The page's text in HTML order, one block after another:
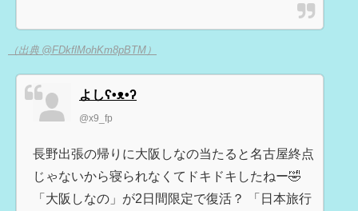
（出典 @FDkflMohKm8pBTM）
よしʕ•ᴥ•ʔ
@x9_fp
長野出張の帰りに大阪しなの当たると名古屋終点
じゃないから寝られなくてドキドキしたねー🤣
「大阪しなの」が2日間限定で復活？ 「日本旅行